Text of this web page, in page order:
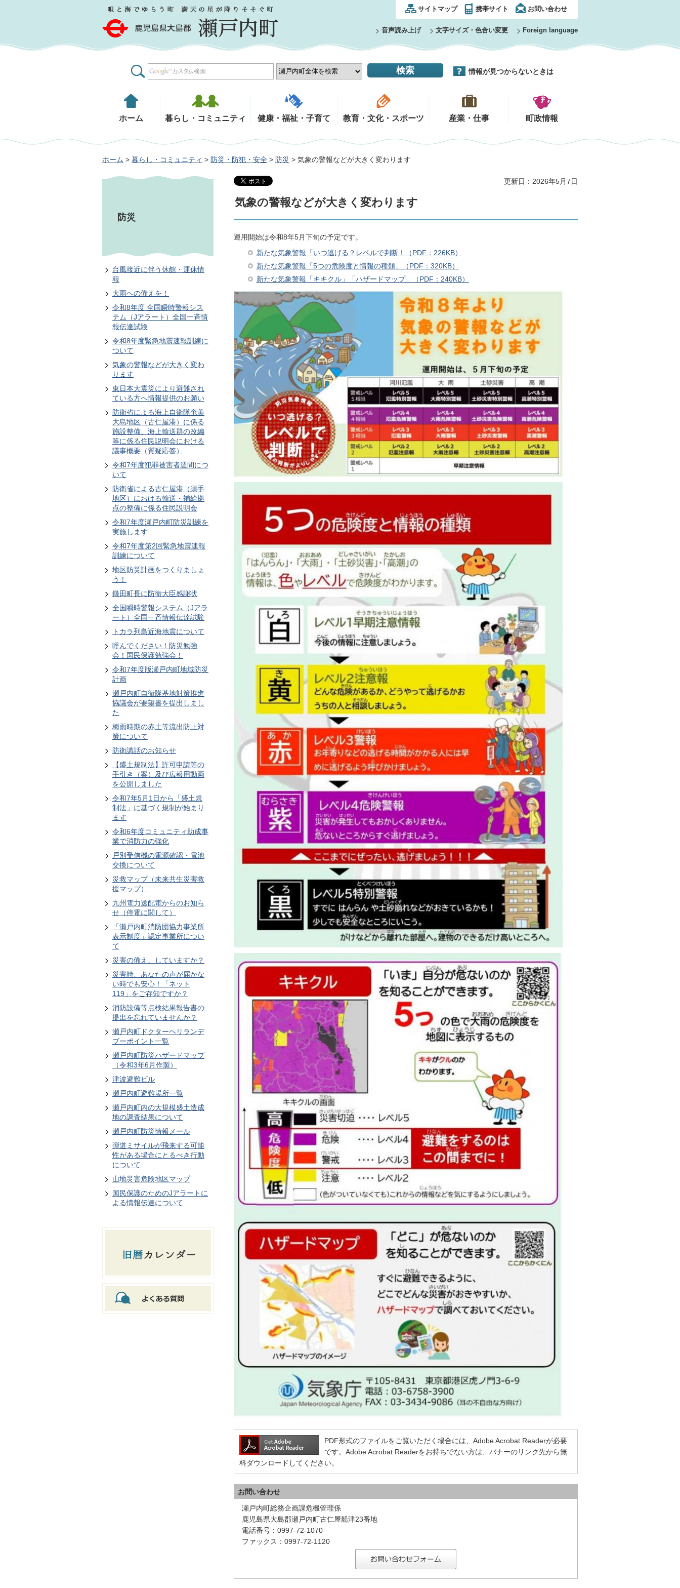
鹿児島県大島郡 瀬戸内町 サイトマップ 携帯サイト お問い合わせ
音声読み上げ 文字サイズ・色合い変更 Foreign language
情報が見つからないときは
ホーム 暮らし・コミュニティ 健康・福祉・子育て 教育・文化・スポーツ 産業・仕事 町政情報
ホーム > 暮らし・コミュニティ > 防災・防犯・安全 > 防災 > 気象の警報などが大きく変わります
防災
台風接近に伴う休館・運休情
報
大雨への備えを！
令和8年度 全国瞬時警報シス
テム（Jアラート）全国一斉情
報伝達試験
令和8年度緊急地震速報訓練に
ついて
気象の警報などが大きく変わ
ります
東日本大震災により避難され
ている方へ情報提供のお願い
防衛省による海上自衛隊奄美
大島地区（古仁屋港）に係る
施設整備、海上輸送群の改編
等に係る住民説明会における
議事概要（質疑応答）
令和7年度犯罪被害者週間につ
いて
防衛省による古仁屋港（須手
地区）における輸送・補給拠
点の整備に係る住民説明会
令和7年度瀬戸内町防災訓練を
実施します
令和7年度第2回緊急地震速報
訓練について
地区防災計画をつくりましょ
う！
鎌田町長に防衛大臣感謝状
全国瞬時警報システム（Jアラ
ート）全国一斉情報伝達試験
トカラ列島近海地震について
呼んでください！防災勉強
会！国民保護勉強会！
令和7年度版瀬戸内町地域防災
計画
瀬戸内町自衛隊基地対策推進
協議会が要望書を提出しまし
た
梅雨時期の赤土等流出防止対
策について
防衛講話のお知らせ
【盛土規制法】許可申請等の
手引き（案）及び広報用動画
を公開しました
令和7年5月1日から「盛土規
制法」に基づく規制が始まり
ます
令和6年度コミュニティ助成事
業で消防力の強化
戸別受信機の電源確認・電池
交換について
災救マップ（未来共生災害救
援マップ）
九州電力送配電からのお知ら
せ（停電に関して）
「瀬戸内町消防団協力事業所
表示制度」認定事業所につい
て
災害の備え、していますか？
災害時、あなたの声が届かな
い時でも安心！「ネット
119」をご存知ですか？
消防設備等点検結果報告書の
提出を忘れていませんか？
瀬戸内町ドクターヘリランデ
ブーポイント一覧
瀬戸内町防災ハザードマップ
（令和3年6月作製）
津波避難ビル
瀬戸内町避難場所一覧
瀬戸内町内の大規模盛土造成
地の調査結果について
瀬戸内町防災情報メール
弾道ミサイルが飛来する可能
性がある場合にとるべき行動
について
山地災害危険地区マップ
国民保護のためのJアラートに
よる情報伝達について
更新日：2026年5月7日
気象の警報などが大きく変わります
運用開始は令和8年5月下旬の予定です。
新たな気象警報「いつ逃げる？レベルで判断！
（PDF：226KB）
新たな気象警報「5つの危険度と情報の種類」（PDF：320KB）
新たな気象警報「キキクル」「ハザードマップ」（PDF：240KB）
PDF形式のファイルをご覧いただく場合には、Adobe Acrobat Readerが必要
です。Adobe Acrobat Readerをお持ちでない方は、バナーのリンク先から無
料ダウンロードしてください。
お問い合わせ
瀬戸内町総務企画課危機管理係
鹿児島県大島郡瀬戸内町古仁屋船津23番地
電話番号：0997-72-1070
ファックス：0997-72-1120